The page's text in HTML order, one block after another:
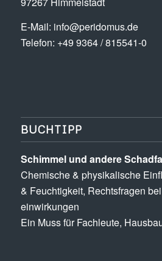
E-Mail: info@peridomus.de
Telefon: +49 9364 / 815541-0
BUCHTIPP
Schimmel und andere
Chemische & physikalische
& Feuchtigkeit, Rechts­fragen
einwirkungen
Ein Muss für Fachleute,